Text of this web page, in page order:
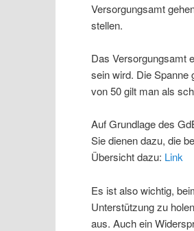
Versorgungsamt
stellen.
Das Versorgungsamt
sein wird. Die Spanne
von 50 gilt man als
Auf Grundlage des
Sie dienen dazu, die
Übersicht dazu: Link
Es ist also wichtig,
Unterstützung zu
aus. Auch ein